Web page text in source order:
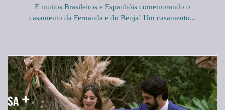
E muitos Brasileiros e Espanhóis comemorando o
casamento da Fernanda e do Benja! Um casamento...